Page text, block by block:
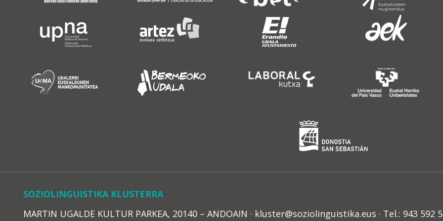
SOZIOLINGUISTIKA KLUSTERRA
MARTIN UGALDE KULTUR PARKEA, 20140 – ANDOAIN · kluster@soziolinguistika.eus · Tel.: 943 592